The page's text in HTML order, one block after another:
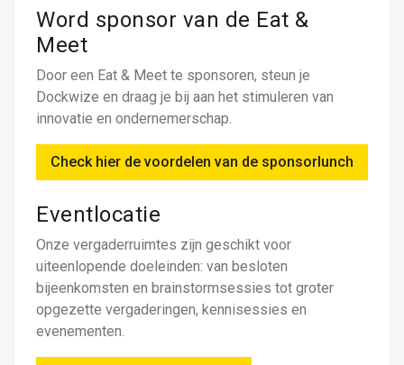
Word sponsor van de Eat &
Meet
Door een Eat & Meet te sponsoren, steun je
Dockwize en draag je bij aan het stimuleren van
innovatie en ondernemerschap.
Check hier de voordelen van de sponsorlunch
Eventlocatie
Onze vergaderruimtes zijn geschikt voor
uiteenlopende doeleinden: van besloten
bijeenkomsten en brainstormsessies tot groter
opgezette vergaderingen, kennisessies en
evenementen.